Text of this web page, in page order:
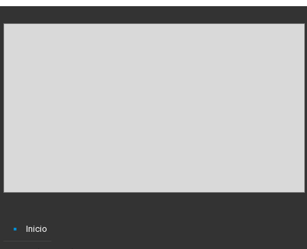
Inicio